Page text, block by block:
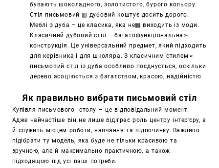
бувають шоколадного, золотистого, бурого кольору.
Стіл письмовий ▥ дубовий коштує досить дорого.
Меблі з дуба – це класика, яка не▦ виходить із моди.
Класичний дубовий стіл – багатофункціональна➣
конструкція. Це універсальний предмет, який підходить
для керівника і для школяра. З класичним стилем➢
письмовий стіл із дуба особливо поєднується, оскільки
дерево асоціюється з багатством, красою, надійністю.
Як правильно вибрати письмовий стіл
Купівля письмового столу – це відповідальний момент.
Адже найчастіше він не лише відіграє роль центру інтер’єру, а
й служить місцем роботи, навчання та відпочинку. Важливо
підібрати ту модель, яка буде не тільки красивою та
зручною, але й максимально практичною, а також
підходящою під усі ваші потреби.